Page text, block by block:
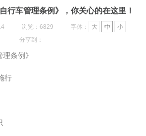
行车管理条例》，你关心的在这里！
浏览：6829 字体： 大 中
小
分享到：
条例》
行